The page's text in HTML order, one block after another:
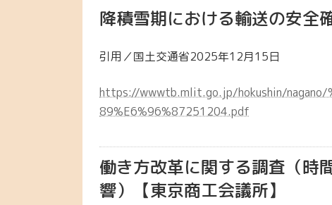
降積雪期における輸送の安全
引用／国土交通省2025年12月15日
https://wwwtb.mlit.go.jp/hokushin/nagano/
89%E6%96%87251204.pdf
働き方改革に関する調査（時
響）【東京商工会議所】